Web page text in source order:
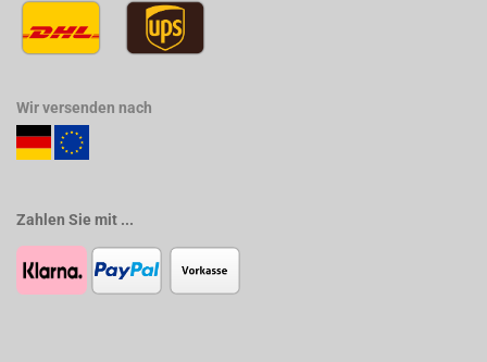
Wir versenden nach
Zahlen Sie mit ...